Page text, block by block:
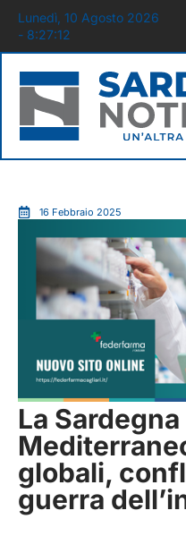
Lunedì, 10 Agosto 2026
- 8:27:13
16 Febbraio 2025
La
globali,
guerra